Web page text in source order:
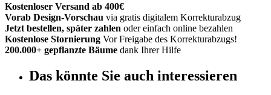
Kostenloser Versand ab 400€
Vorab Design-Vorschau via gratis digitalem Korrekturabzug
Jetzt bestellen, später zahlen oder einfach online bezahlen
Kostenlose Stornierung Vor Freigabe des Korrekturabzugs!
200.000+ gepflanzte Bäume dank Ihrer Hilfe
Das könnte Sie auch interessieren